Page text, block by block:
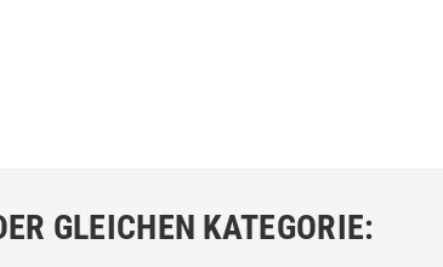
GLEICHEN KATEGORIE: